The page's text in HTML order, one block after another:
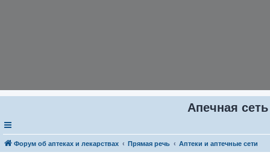
Апечная
Форум об аптеках и лекарствах Прямая речь Аптеки и аптечные сети